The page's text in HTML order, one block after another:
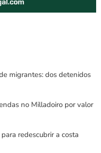
migrantes: dos detenidos
no Milladoiro por valor
redescubrir a costa